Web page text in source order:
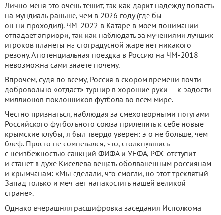
Лично меня это очень тешит, так как дарит надежду попасть
на мундиаль раньше, чем в 2026 году (где бы
он ни проходил). ЧМ-2022 в Катаре в моем понимании
отпадает априори, так как наблюдать за мучениями лучших
игроков планеты на стоградусной жаре нет никакого
резону. А потенциальная поездка в Россию на ЧМ-2018
невозможна сами знаете почему.
Впрочем, судя по всему, Россия в скором времени почти
добровольно «отдаст» турнир в хорошие руки — к радости
миллионов поклонников футбола во всем мире.
Честно признаться, наблюдая за смехотворными потугами
Российского футбольного союза прилепить к себе новые
крымские клубы, я был твердо уверен: это не больше, чем
блеф. Просто не сомневался, что, столкнувшись
с неизбежностью санкций ФИФА и УЕФА, РФС отступит
и станет в духе Киселева вещать оболваненным россиянам
и крымчанам: «Мы сделали, что смогли, но этот треклятый
Запад только и мечтает напакостить нашей великой
стране».
Однако вчерашняя расшифровка заседания Исполкома